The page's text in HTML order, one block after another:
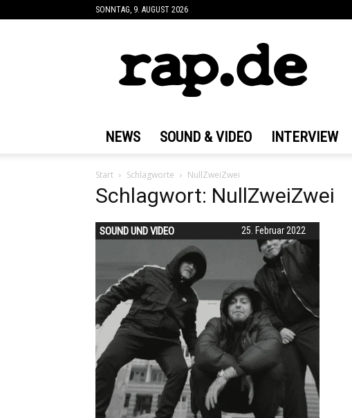
SONNTAG, 9. AUGUST 2026
NEWS SOUND & VIDEO INTERVIEW
Start Schlagworte NullZweiZwei
Schlagwort: NullZweiZwei
25. Februar 2022
SOUND UND VIDEO